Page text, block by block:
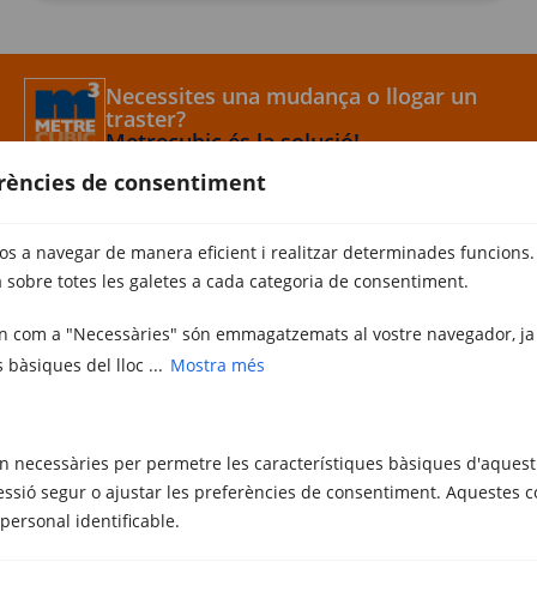
de consentiment
a navegar de manera eficient i realitzar determinades
totes les galetes a cada categoria de consentiment.
com a "Necessàries" són emmagatzemats al vostre navegador,
del lloc ... Mostra més
necessàries per permetre les característiques bàsiques
segur o ajustar les preferències de consentiment. Aquestes
identificable.
Necessites una mudança o llogar un
traster?
Metrecubic és la solució!
Metrecubic
Contacte
Serveis
Mudances Girona
Trasters Sabadell
Trasters Girona